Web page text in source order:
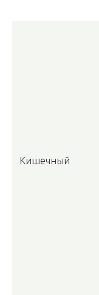
Кишечный